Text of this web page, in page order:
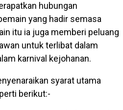
hubungan
yang hadir semasa
itu ia juga memberi peluang
untuk terlibat dalam
karnival kejohanan.
syarat utama
berikut:-